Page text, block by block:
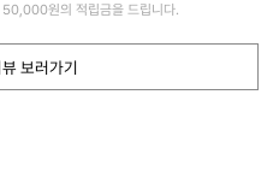
50,000원의 적립금을 드립니다.
보러가기